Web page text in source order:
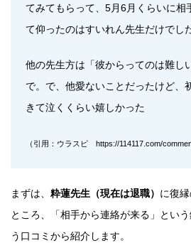
てみてもらって、5月6月くらいに相
て仰ったのはすいれん先生だけでした
他の先生方は「彼からってのは難し
で。で、他愛ないことだったけど、
きて泣くくらい嬉しかった
（引用：ウラスピ https://114117.com/
まずは、 粋蓮先生（現在は退職） に復
ところ、「相手から連絡が来る」とい
う口コミから紹介します。